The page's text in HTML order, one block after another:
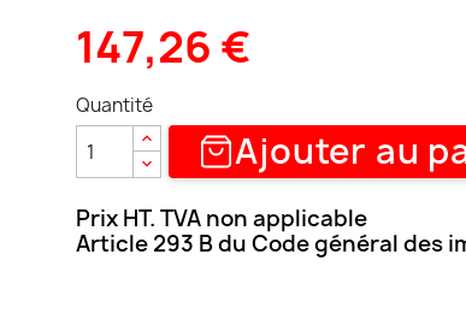
147,26 €
Quantité
Ajouter au
Prix HT. TVA non applicable
Article 293 B du Code général des